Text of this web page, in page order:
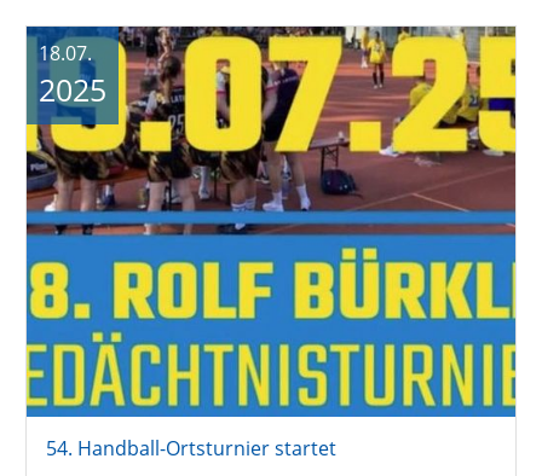
54. Handball-Ortsturnier startet
18.07.
2025